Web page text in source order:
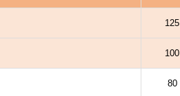
125
100
80